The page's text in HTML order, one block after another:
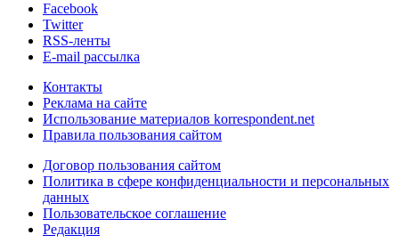
Facebook
Twitter
RSS-ленты
E-mail рассылка
Контакты
Реклама на сайте
Использование материалов korrespondent.net
Правила пользования сайтом
Договор пользования сайтом
Политика в сфере конфиденциальности и персональных
данных
Пользовательское соглашение
Редакция